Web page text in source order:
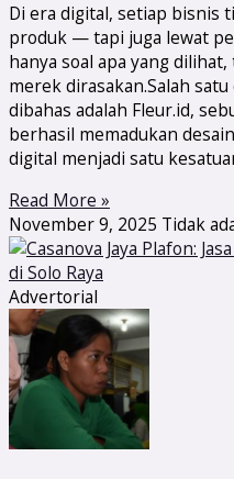
Di era digital, setiap bisnis
produk — tapi juga lewat
hanya soal apa yang
merek dirasakan.Salah
dibahas adalah Fleur.id,
berhasil memadukan
digital menjadi satu
Read More »
November 9, 2025 Tidak
Advertorial